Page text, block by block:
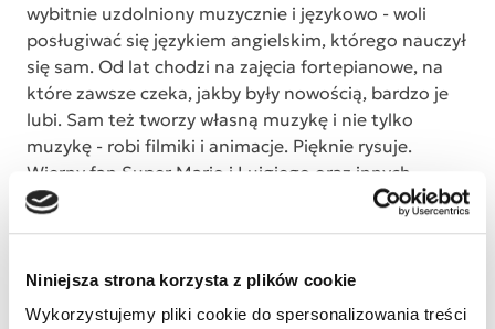
Niniejsza strona korzysta z plików cookie
Wykorzystujemy pliki cookie do spersonalizowania treści
wybitnie uzdolniony muzycznie i językowo - woli
posługiwać się językiem angielskim, którego nauczył
się sam. Od lat chodzi na zajęcia fortepianowe, na
które zawsze czeka, jakby były nowością, bardzo je
lubi. Sam też tworzy własną muzykę i nie tylko
muzykę - robi filmiki i animacje. Pięknie rysuje.
Wierny fan Super Mario i Luigiego oraz innych
bohaterów tego uniwersum a ostatnio również
placówka specjalna, prywatna. Wcześniej chodził do
prywatnego przedszkola dla dzieci ze spektrum